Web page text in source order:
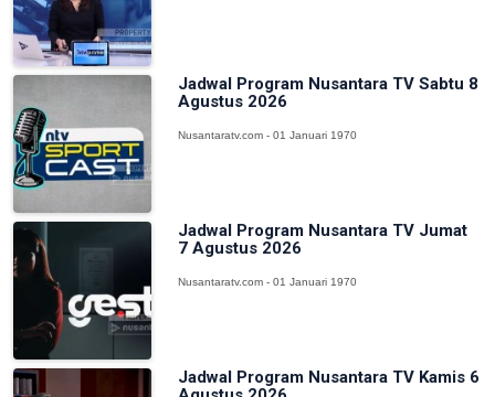
Jadwal Program Nusantara TV Sabtu 8
Agustus 2026
Nusantaratv.com - 01 Januari 1970
Jadwal Program Nusantara TV Jumat
7 Agustus 2026
Nusantaratv.com - 01 Januari 1970
Jadwal Program Nusantara TV Kamis 6